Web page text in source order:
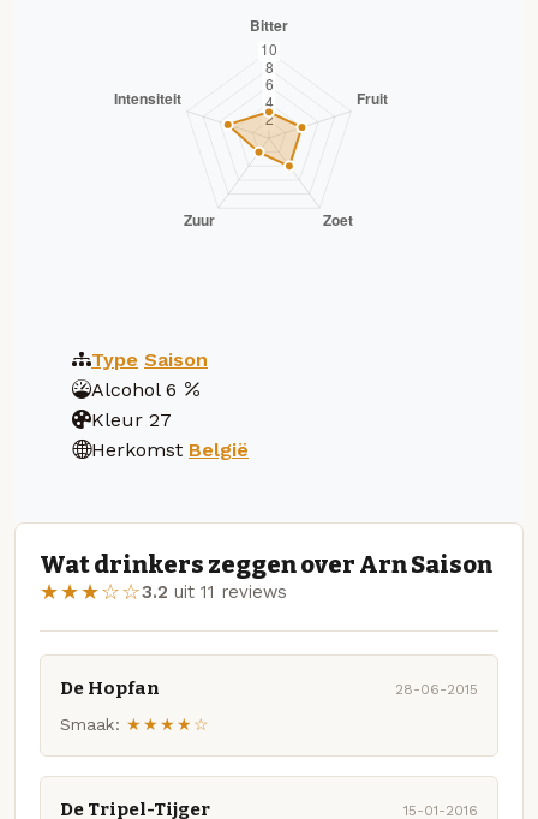
Type Saison
Alcohol 6
Kleur 27
Herkomst België
Wat drinkers zeggen over Arn Saison
★★★☆☆3.2 uit 11 reviews
De Hopfan 28-06-2015
Smaak: ★★★★☆
De Tripel-Tijger 15-01-2016